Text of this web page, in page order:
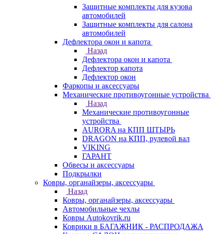
Защитные комплекты для кузова
автомобилей
Защитные комплекты для салона
автомобилей
Дефлектора окон и капота
Назад
Дефлектора окон и капота
Дефлектор капота
Дефлектор окон
Фаркопы и аксессуары
Механические противоугонные устройства
Назад
Механические противоугонные
устройства
AURORA на КПП ШТЫРЬ
DRAGON на КПП, рулевой вал
VIKING
ГАРАНТ
Обвесы и аксессуары
Подкрылки
Ковры, органайзеры, аксессуары
Назад
Ковры, органайзеры, аксессуары
Автомобильные чехлы
Ковры Autokovrik.ru
Коврики в БАГАЖНИК - РАСПРОДАЖА